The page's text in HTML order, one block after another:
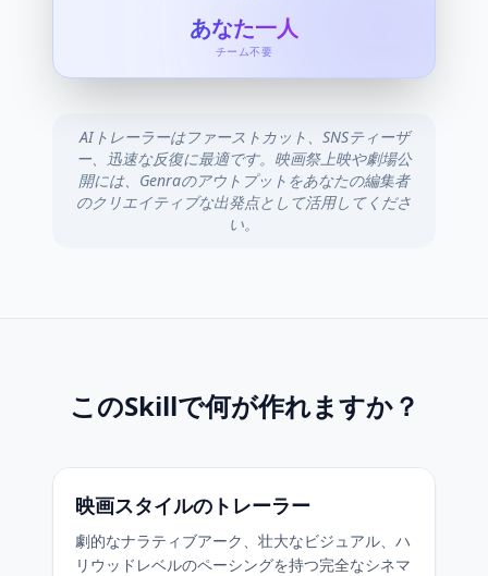
あなた一人
チーム不要
AIトレーラーはファーストカット、SNSティーザ
ー、迅速な反復に最適です。映画祭上映や劇場公
開には、Genraのアウトプットをあなたの編集者
のクリエイティブな出発点として活用してくださ
い。
このSkillで何が作れますか？
映画スタイルのトレーラー
劇的なナラティブアーク、壮大なビジュアル、ハ
リウッドレベルのペーシングを持つ完全なシネマ